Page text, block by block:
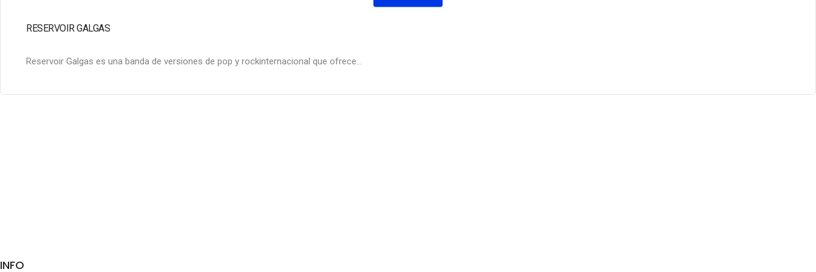
RESERVOIR GALGAS
Reservoir Galgas es una banda de versiones de pop y rockinternacional que ofrece...
INFO